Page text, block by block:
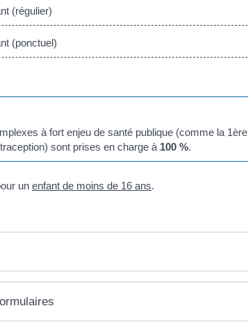
(régulier)
(ponctuel)
à fort enjeu de santé publique (comme la 1ère
sont prises en charge à 100 %.
un enfant de moins de 16 ans.